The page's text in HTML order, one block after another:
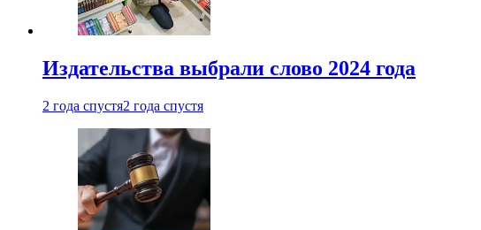
Издательства выбрали слово 2024 года
2 года спустя2 года спустя